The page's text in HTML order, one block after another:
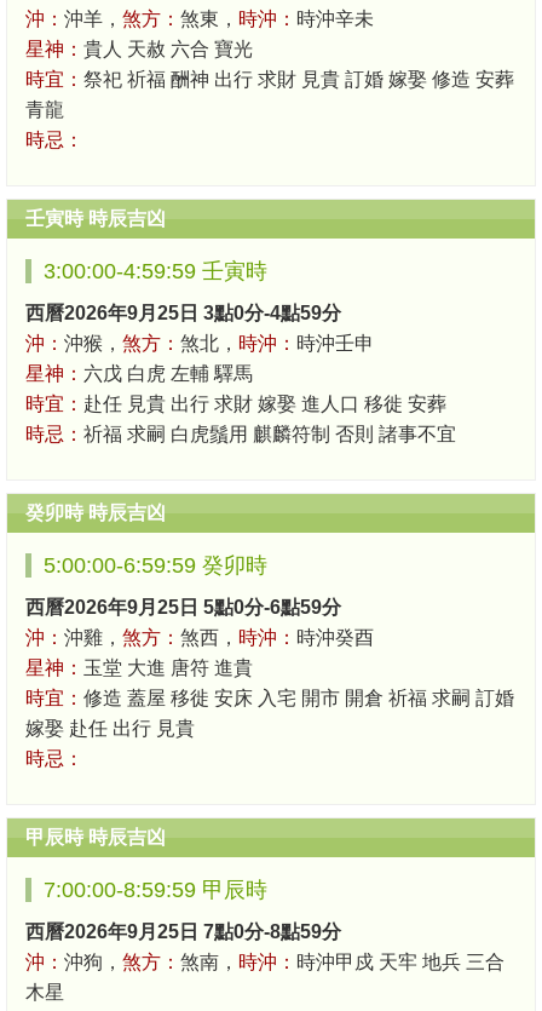
沖： 沖羊， 煞方： 煞東， 時沖： 時沖辛未
星神： 貴人 天赦 六合 寶光
時宜： 祭祀 祈福 酬神 出行 求財 見貴 訂婚 嫁娶 修造 安葬
青龍
時忌：
壬寅時 時辰吉凶
3:00:00-4:59:59 壬寅時
西曆2026年9月25日 3點0分-4點59分
沖： 沖猴， 煞方： 煞北， 時沖： 時沖壬申
星神： 六戊 白虎 左輔 驛馬
時宜： 赴任 見貴 出行 求財 嫁娶 進人口 移徙 安葬
時忌： 祈福 求嗣 白虎鬚用 麒麟符制 否則 諸事不宜
癸卯時 時辰吉凶
5:00:00-6:59:59 癸卯時
西曆2026年9月25日 5點0分-6點59分
沖： 沖雞， 煞方： 煞西， 時沖： 時沖癸酉
星神： 玉堂 大進 唐符 進貴
時宜： 修造 蓋屋 移徙 安床 入宅 開市 開倉 祈福 求嗣 訂婚
嫁娶 赴任 出行 見貴
時忌：
甲辰時 時辰吉凶
7:00:00-8:59:59 甲辰時
西曆2026年9月25日 7點0分-8點59分
沖： 沖狗， 煞方： 煞南， 時沖： 時沖甲戍 天牢 地兵 三合
木星